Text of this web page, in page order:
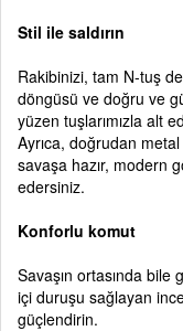
Stil ile saldırın
Rakibinizi, tam N-tuş
döngüsü ve doğru ve
yüzen tuşlarımızla alt
Ayrıca, doğrudan
savaşa hazır, modern
edersiniz.
Konforlu komut
Savaşın ortasında
içi duruşu sağlayan
güçlendirin.